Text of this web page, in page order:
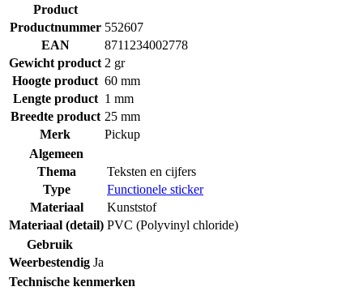
Product
Productnummer 552607
EAN
8711234002778
Gewicht product 2 gr
Hoogte product 60 mm
Lengte product 1 mm
Breedte product 25 mm
Merk
Pickup
Algemeen
Thema
Teksten en cijfers
Type
Functionele sticker
Materiaal
Kunststof
Materiaal (detail) PVC (Polyvinyl chloride)
Gebruik
Weerbestendig Ja
Technische kenmerken